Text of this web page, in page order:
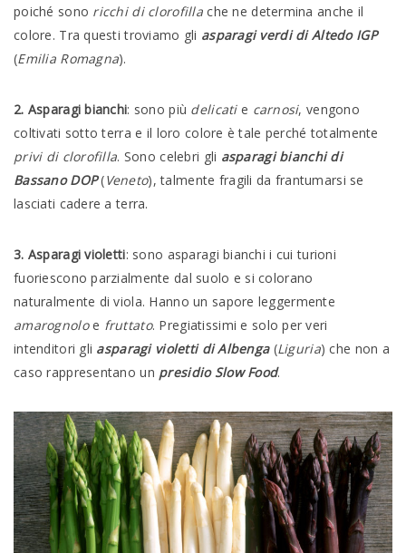
poiché sono ricchi di clorofillache ne determina anche il
colore. Tra questi troviamo gli asparagi verdi di Altedo IGP
(Emilia Romagna).
2. Asparagi bianchi: sono più delicatie carnosi, vengono
coltivati sotto terra e il loro colore è tale perché totalmente
privi di clorofilla. Sono celebri gli asparagi bianchi di
Bassano DOP (Veneto), talmente fragili da frantumarsi se
lasciati cadere a terra.
3. Asparagi violetti: sono asparagi bianchi i cui turioni
fuoriescono parzialmente dal suolo e si colorano
naturalmente di viola. Hanno un sapore leggermente
amarognoloe fruttato. Pregiatissimi e solo per veri
intenditori gli asparagi violetti di Albenga(Liguria) che non a
caso rappresentano un presidio Slow Food.